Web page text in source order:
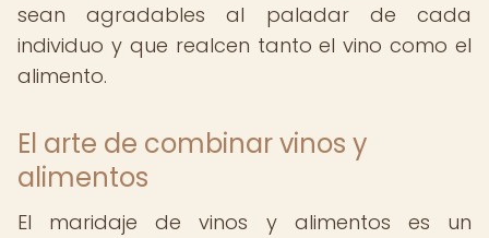
sean agradables al paladar de cada
individuo y que realcen tanto el vino como el
alimento.
El arte de combinar vinos y
alimentos
El maridaje de vinos y alimentos es un